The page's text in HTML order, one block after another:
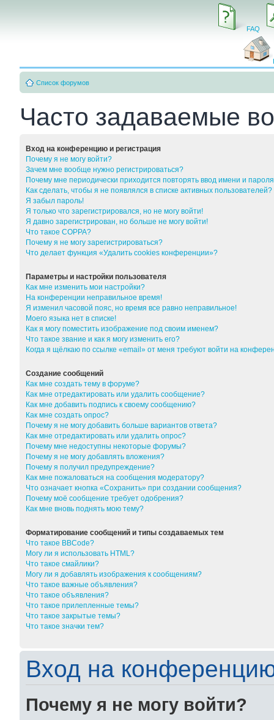
FAQ
Список форумов
Часто задаваемые
Вход на конференцию и регистрация
Почему я не могу войти?
Зачем мне вообще нужно регистрироваться?
Почему мне периодически приходится повторять ввод имени и
Как сделать, чтобы я не появлялся в списке активных пользователей?
Я забыл пароль!
Я только что зарегистрировался, но не могу войти!
Я давно зарегистрирован, но больше не могу войти!
Что такое COPPA?
Почему я не могу зарегистрироваться?
Что делает функция «Удалить cookies конференции»?
Параметры и настройки пользователя
Как мне изменить мои настройки?
На конференции неправильное время!
Я изменил часовой пояс, но время все равно неправильное!
Моего языка нет в списке!
Как я могу поместить изображение под своим именем?
Что такое звание и как я могу изменить его?
Когда я щёлкаю по ссылке «email» от меня требуют войти на
Создание сообщений
Как мне создать тему в форуме?
Как мне отредактировать или удалить сообщение?
Как мне добавить подпись к своему сообщению?
Как мне создать опрос?
Почему я не могу добавить больше вариантов ответа?
Как мне отредактировать или удалить опрос?
Почему мне недоступны некоторые форумы?
Почему я не могу добавлять вложения?
Почему я получил предупреждение?
Как мне пожаловаться на сообщения модератору?
Что означает кнопка «Сохранить» при создании сообщения?
Почему моё сообщение требует одобрения?
Как мне вновь поднять мою тему?
Форматирование сообщений и типы создаваемых тем
Что такое BBCode?
Могу ли я использовать HTML?
Что такое смайлики?
Могу ли я добавлять изображения к сообщениям?
Что такое важные объявления?
Что такое объявления?
Что такое прилепленные темы?
Что такое закрытые темы?
Что такое значки тем?
Вход на
Почему я не могу войти?